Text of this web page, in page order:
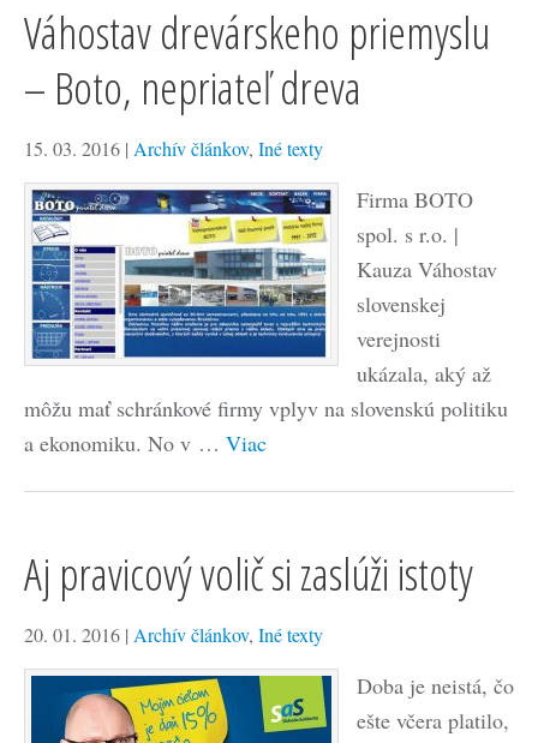
Váhostav drevárskeho priemyslu
– Boto, nepriateľ dreva
15. 03. 2016 | Archív článkov, Iné texty
Firma BOTO
spol. s r.o. |
Kauza Váhostav
slovenskej
verejnosti
ukázala, aký až
môžu mať schránkové firmy vplyv na slovenskú politiku
a ekonomiku. No v … Viac
Aj pravicový volič si zaslúži istoty
20. 01. 2016 | Archív článkov, Iné texty
Doba je neistá, čo
ešte včera platilo,